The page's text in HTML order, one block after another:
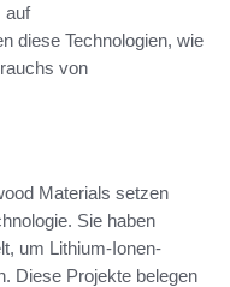
auf
diese Technologien, wie
von
Materials setzen
Sie haben
um Lithium-Ionen-
Diese Projekte belegen